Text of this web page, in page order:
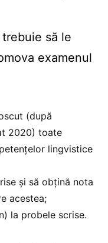
să le
examenul
(după
2020) toate
lingvistice
şi să obțină nota
acestea;
la probele scrise.